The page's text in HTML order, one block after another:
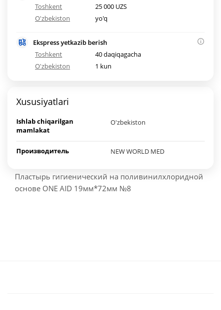
Toshkent
25 000 UZS
O'zbekiston
yo'q
Ekspress yetkazib berish
Toshkent
40 daqiqagacha
O'zbekiston
1 kun
Xususiyatlari
Ishlab chiqarilgan
mamlakat
O'zbekiston
Производитель NEW WORLD MED
Пластырь гигиенический на поливинилхлоридной
основе ONE AID 19мм*72мм №8